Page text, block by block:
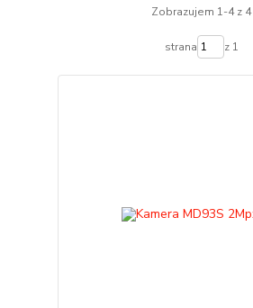
Zobrazujem 1-4 z 4
strana z 1